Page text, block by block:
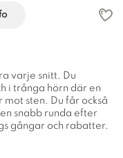
varje snitt. Du
i trånga hörn där en
sten. Du får också
snabb runda efter
gångar och rabatter.